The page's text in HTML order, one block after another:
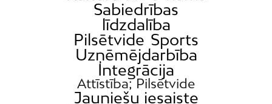
Sabiedrības
līdzdalība
Pilsētvide Sports
Uzņēmējdarbība
Integrācija
Attīstība; Pilsētvide
Jauniešu iesaiste